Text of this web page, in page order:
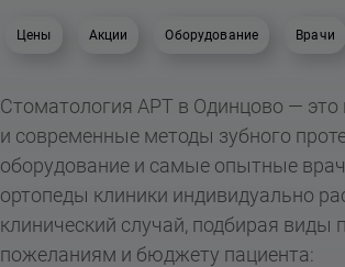
Цены Акции Оборудование Врачи
Стоматология АРТ в Одинцово — это
и современные методы зубного
оборудование и самые опытные
ортопеды клиники индивидуально
клинический случай, подбирая виды
пожеланиям и бюджету пациента: